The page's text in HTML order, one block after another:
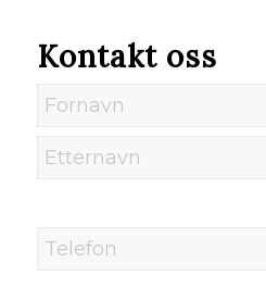
Kontakt oss
Navn
Fornavn
Telefon